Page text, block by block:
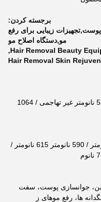
برجسته کردن:
زیبایی برای رفع
مو,دستگاه اصلاح مو
Hair Removal Beauty
,
Hair Removal Skin
5 هد: 1064 / 532 / 1320 / 532 نانومتر غیر تهاجمی / 1064
7 فیلتر: 515 نانومتر / 560 نانومتر / 590 نانومتر 615 نانومتر /
جوانسازی پوست، سفت
ها، رفع موهای ز